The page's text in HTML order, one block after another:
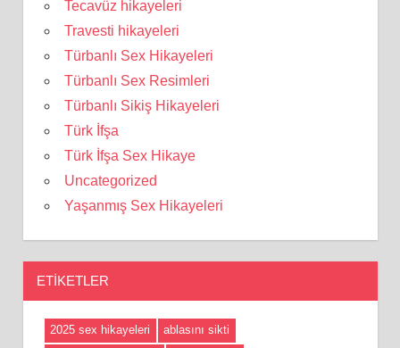
Tecavüz hikayeleri
Travesti hikayeleri
Türbanlı Sex Hikayeleri
Türbanlı Sex Resimleri
Türbanlı Sikiş Hikayeleri
Türk İfşa
Türk İfşa Sex Hikaye
Uncategorized
Yaşanmış Sex Hikayeleri
ETIKETLER
2025 sex hikayeleri
ablasını sikti